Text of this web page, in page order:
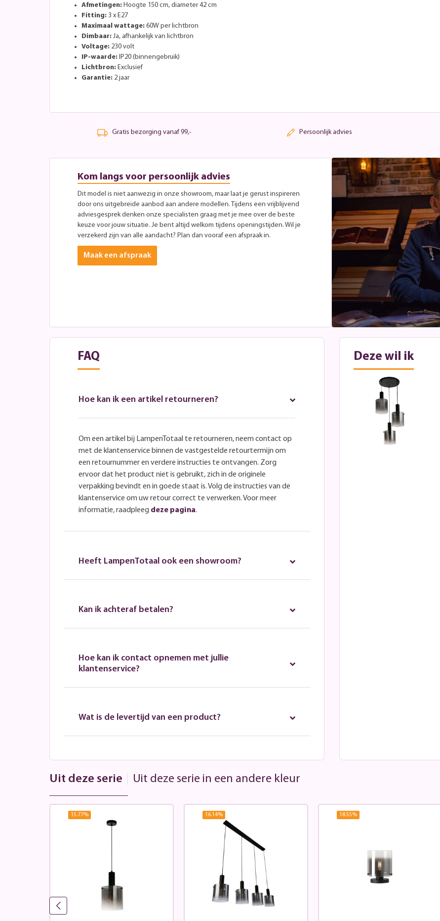
Afmetingen: Hoogte 150 cm, diameter 42 cm
Fitting: 3 x E27
Maximaal wattage: 60W per lichtbron
Dimbaar: Ja, afhankelijk van lichtbron
Voltage: 230 volt
IP-waarde: IP20 (binnengebruik)
Lichtbron: Exclusief
Garantie: 2 jaar
Gratis bezorging vanaf 99,- Persoonlijk advies
Kom langs voor persoonlijk advies
Dit model is niet aanwezig in onze showroom, maar laat je gerust inspireren
door ons uitgebreide aanbod aan andere modellen. Tijdens een vrijblijvend
adviesgesprek denken onze specialisten graag met je mee over de beste
keuze voor jouw situatie. Je bent altijd welkom tijdens openingstijden. Wil je
verzekerd zijn van alle aandacht? Plan dan vooraf een afspraak in.
Maak een afspraak
FAQ
Hoe kan ik een artikel retourneren?
Om een artikel bij LampenTotaal te retourneren, neem contact op
met de klantenservice binnen de vastgestelde retourtermijn om
een retournummer en verdere instructies te ontvangen. Zorg
ervoor dat het product niet is gebruikt, zich in de originele
verpakking bevindt en in goede staat is. Volg de instructies van de
klantenservice om uw retour correct te verwerken. Voor meer
informatie, raadpleeg deze pagina.
Heeft LampenTotaal ook een showroom?
Kan ik achteraf betalen?
Hoe kan ik contact opnemen met jullie
klantenservice?
Wat is de levertijd van een product?
Deze wil ik
Uit deze serie Uit deze serie in een andere kleur
15.77% 16.14% 18.55%